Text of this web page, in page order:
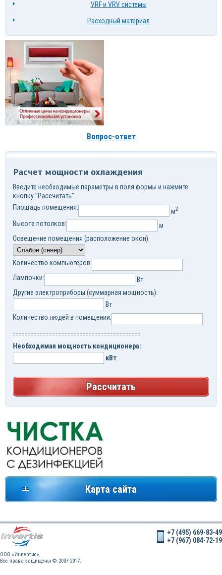
VRF и VRV системы
Расходный материал
Вопрос-ответ
Расчет мощности охлаждения
Введите необходимые параметры в поля формы и нажмите
кнопку "Рассчитать"
Площадь помещения:
м2
Высота потолков:
м
Освещение помещения (расположение окон):
Количество компьютеров:
Лампочки:
Вт
Другие электроприборы (суммарная мощность):
Вт
Количество людей в помещении:
Необходимая мощность кондиционера:
кВт
Рассчитать
Карта сайта
OOO «Инвертис»,
Все права защищены © 2007-2017.
+7 (495) 669-83-49
+7 (967) 084-72-19